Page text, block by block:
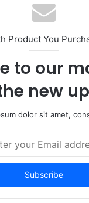
Product You
to our
new
dolor sit amet,